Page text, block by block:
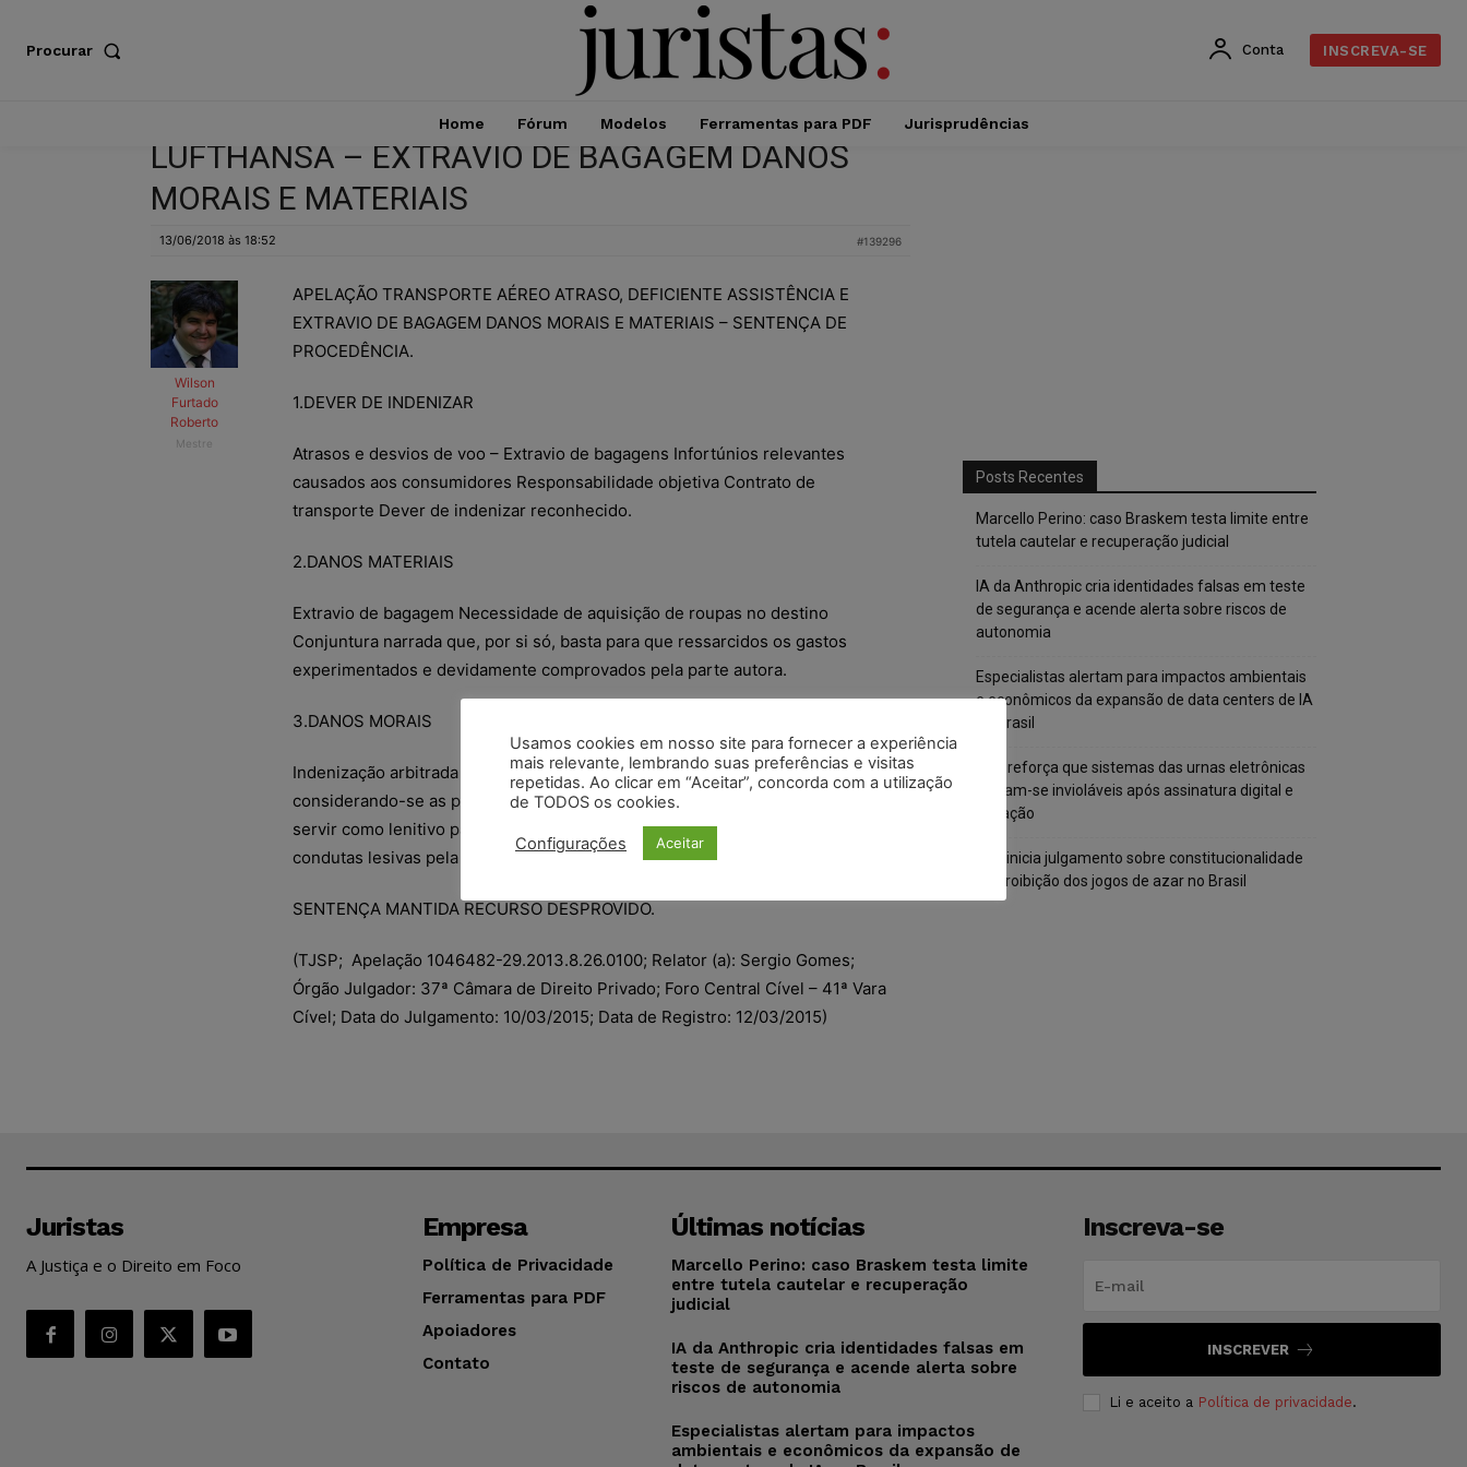
Procurar Conta INSCREVA-SE
Home Fórum Modelos Ferramentas para PDF Jurisprudências
LUFTHANSA – EXTRAVIO DE BAGAGEM DANOS
MORAIS E MATERIAIS
13/06/2018 às 18:52 #139296
Wilson
Furtado
Roberto
Mestre
APELAÇÃO TRANSPORTE AÉREO ATRASO, DEFICIENTE ASSISTÊNCIA E
EXTRAVIO DE BAGAGEM DANOS MORAIS E MATERIAIS – SENTENÇA DE
PROCEDÊNCIA.
1.DEVER DE INDENIZAR
Atrasos e desvios de voo – Extravio de bagagens Infortúnios relevantes
causados aos consumidores Responsabilidade objetiva Contrato de
transporte Dever de indenizar reconhecido.
2.DANOS MATERIAIS
Extravio de bagagem Necessidade de aquisição de roupas no destino
Conjuntura narrada que, por si só, basta para que ressarcidos os gastos
experimentados e devidamente comprovados pela parte autora.
3.DANOS MORAIS
Indenização arbitrada em R$ 10.000,00 (dez mil reais) Valor bem fixado,
considerando-se as particularidades do caso concreto e a necessidade de
servir como lenitivo para a dor vivenciada pelo autor e desestímulo a novas
condutas lesivas pela ré.
SENTENÇA MANTIDA RECURSO DESPROVIDO.
(TJSP; Apelação 1046482-29.2013.8.26.0100; Relator (a): Sergio Gomes;
Órgão Julgador: 37ª Câmara de Direito Privado; Foro Central Cível – 41ª Vara
Cível; Data do Julgamento: 10/03/2015; Data de Registro: 12/03/2015)
Posts Recentes
Marcello Perino: caso Braskem testa limite entre
tutela cautelar e recuperação judicial
IA da Anthropic cria identidades falsas em teste
de segurança e acende alerta sobre riscos de
autonomia
Especialistas alertam para impactos ambientais
e econômicos da expansão de data centers de IA
no Brasil
TSE reforça que sistemas das urnas eletrônicas
tornam-se invioláveis após assinatura digital e
lacração
STF inicia julgamento sobre constitucionalidade
da proibição dos jogos de azar no Brasil
Juristas
A Justiça e o Direito em Foco
Empresa
Política de Privacidade
Ferramentas para PDF
Apoiadores
Contato
Últimas notícias
Marcello Perino: caso Braskem testa limite
entre tutela cautelar e recuperação
judicial
IA da Anthropic cria identidades falsas em
teste de segurança e acende alerta sobre
riscos de autonomia
Especialistas alertam para impactos
ambientais e econômicos da expansão de
Inscreva-se
INSCREVER
Li e aceito a Política de privacidade.
Usamos cookies em nosso site para fornecer a experiência
mais relevante, lembrando suas preferências e visitas
repetidas. Ao clicar em “Aceitar”, concorda com a utilização
de TODOS os cookies.
Configurações Aceitar